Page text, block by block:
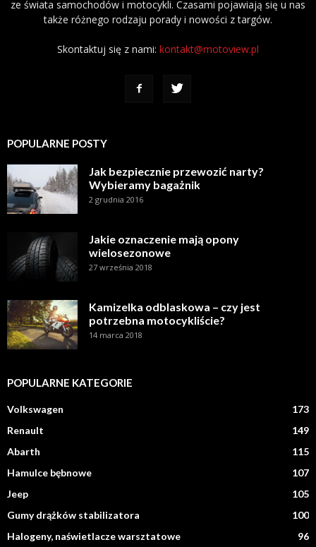
ze świata samochodów i motocykli. Czasami pojawiają się u nas
także różnego rodzaju porady i nowości z targów.
Skontaktuj się z nami: kontakt@motoview.pl
POPULARNE POSTY
Jak bezpiecznie przewozić narty?
Wybieramy bagażnik
2 grudnia 2016
Jakie oznaczenie mają opony
wielosezonowe
27 września 2018
Kamizelka odblaskowa – czy jest
potrzebna motocykliście?
14 marca 2018
POPULARNE KATEGORIE
Volkswagen
173
Renault
149
Abarth
115
Hamulce bębnowe
107
Jeep
105
Gumy drążków stabilizatora
100
Halogeny, naświetlacze warsztatowe
96